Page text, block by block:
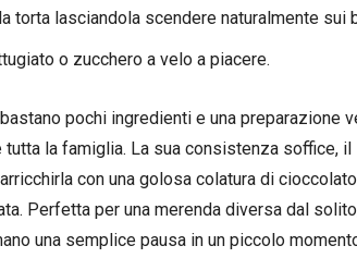
torta lasciandola scendere naturalmente sui
o zucchero a velo a piacere.
pochi ingredienti e una preparazione
la famiglia. La sua consistenza soffice, il
con una golosa colatura di
Perfetta per una merenda diversa dal
una semplice pausa in un piccolo